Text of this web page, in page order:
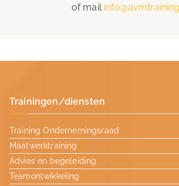
of mail
Trainingen/diensten
Training Ondernemingsraad
Maatwerktraining
Advies en begeleiding
Teamontwikkeling